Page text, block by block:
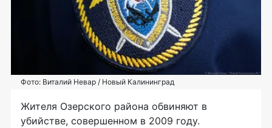
Фото: Виталий Невар / Новый Калининград
Жителя Озерского района обвиняют в
убийстве, совершенном в 2009 году.